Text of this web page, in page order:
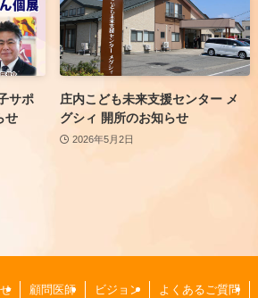
サポ
せ
庄内こども未来支援センター メ
グシィ 開所のお知らせ
2026年5月2日
顧問医師 ビジョン よくあるご質問